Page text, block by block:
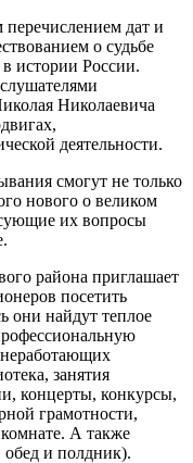
дат и
о судьбе
истории России.
Николаевича
деятельности.
смогут не только
нового о великом
их вопросы
района приглашает
посетить
они найдут теплое
занятия
концерты, конкурсы,
грамотности,
А также
обед и полдник).